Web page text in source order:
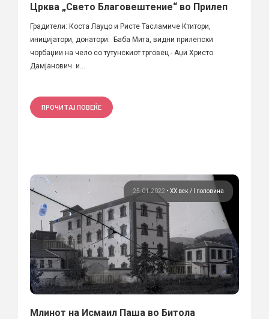
Црква „Свето Благовештение“ во Прилеп
Градители: Коста Лауцо и Ристе Тасламиче Ктитори,
иницијатори, донатори: Баба Мита, видни прилепски
чорбаџии на чело со тутунскиот трговец - Аџи Христо
Дамјанович и...
ПРОЧИТАЈ ПОВЕЌЕ
25.01.2022 • ХХ век / I половина
Млинот на Исмаил Паша во Битола